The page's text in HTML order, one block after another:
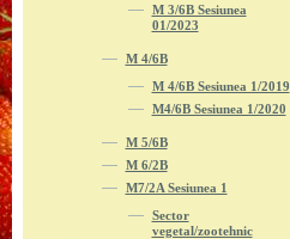
M 3/6B Sesiunea
01/2023
M 4/6B
M 4/6B Sesiunea 1/2019
M4/6B Sesiunea 1/2020
M 5/6B
M 6/2B
M7/2A Sesiunea 1
Sector
vegetal/zootehnic